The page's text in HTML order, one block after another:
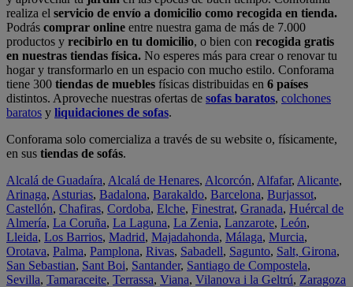
realiza el servicio de envío a domicilio como recogida en tienda.
Podrás comprar online entre nuestra gama de más de 7.000
productos y recibirlo en tu domicilio, o bien con recogida gratis
en nuestras tiendas física. No esperes más para crear o renovar tu
hogar y transformarlo en un espacio con mucho estilo. Conforama
tiene 300 tiendas de muebles físicas distribuidas en 6 países
distintos. Aproveche nuestras ofertas de sofas baratos, colchones
baratos y liquidaciones de sofas.
Conforama solo comercializa a través de su website o, físicamente,
en sus tiendas de sofás.
Alcalá de Guadaíra, Alcalá de Henares, Alcorcón, Alfafar, Alicante,
Arinaga, Asturias, Badalona, Barakaldo, Barcelona, Burjassot,
Castellón, Chafiras, Cordoba, Elche, Finestrat, Granada, Huércal de
Almería, La Coruña, La Laguna, La Zenia, Lanzarote, León,
Lleida, Los Barrios, Madrid, Majadahonda, Málaga, Murcia,
Orotava, Palma, Pamplona, Rivas, Sabadell, Sagunto, Salt, Girona,
San Sebastian, Sant Boi, Santander, Santiago de Compostela,
Sevilla, Tamaraceite, Terrassa, Viana, Vilanova i la Geltrú, Zaragoza